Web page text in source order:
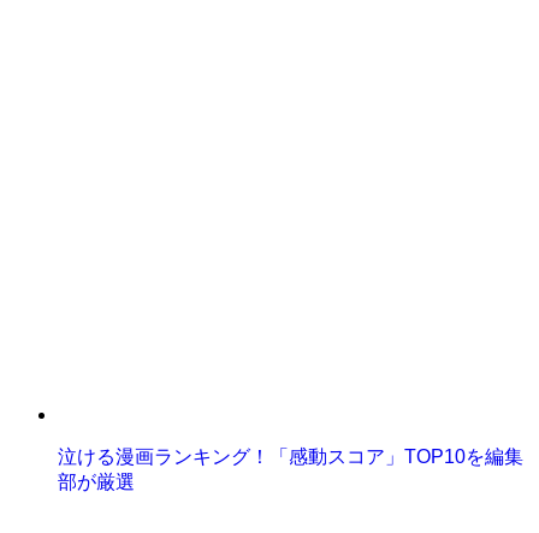
泣ける漫画ランキング！「感動スコア」TOP10を編集
部が厳選